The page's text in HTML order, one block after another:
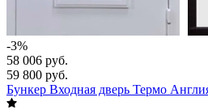
-3%
58 006 руб.
59 800 руб.
Бункер Входная дверь Термо